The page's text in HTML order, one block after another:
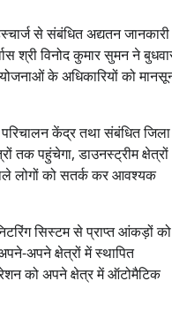
से संबंधित अद्यतन जानकारी
श्री विनोद कुमार सुमन ने
के अधिकारियों को
परिचालन केंद्र तथा संबंधित जिला
तक पहुंचेगा, डाउनस्ट्रीम क्षेत्रों
लोगों को सतर्क कर आवश्यक
सिस्टम से प्राप्त आंकड़ों को
अपने क्षेत्रों में स्थापित
को अपने क्षेत्र में ऑटोमैटिक